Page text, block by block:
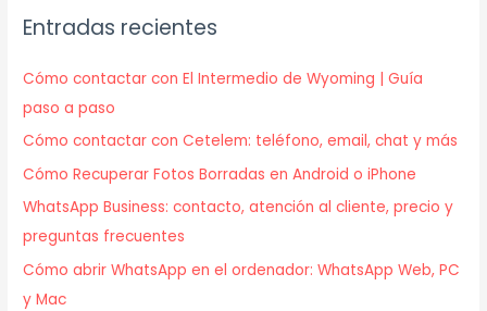
Entradas recientes
Cómo contactar con El Intermedio de Wyoming | Guía
paso a paso
Cómo contactar con Cetelem: teléfono, email, chat y más
Cómo Recuperar Fotos Borradas en Android o iPhone
WhatsApp Business: contacto, atención al cliente, precio y
preguntas frecuentes
Cómo abrir WhatsApp en el ordenador: WhatsApp Web, PC
y Mac